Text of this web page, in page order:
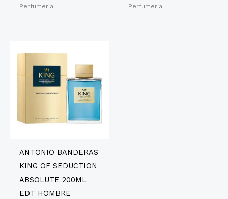
Perfumería Perfumería
ANTONIO BANDERAS
KING OF SEDUCTION
ABSOLUTE 200ML
EDT HOMBRE